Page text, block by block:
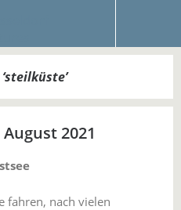
‘steilküste’
2021
fahren, nach vielen